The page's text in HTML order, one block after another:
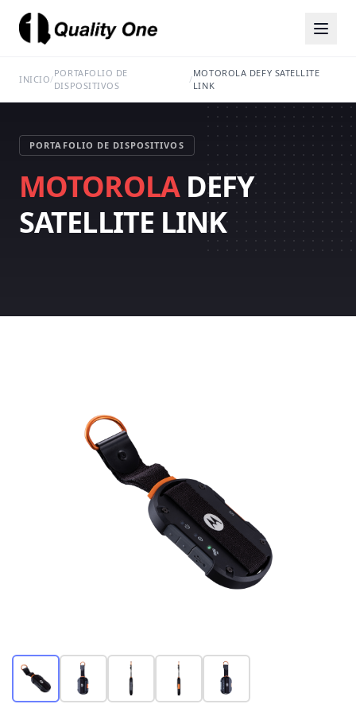
INICIO/
PORTAFOLIO DE
DISPOSITIVOS
/
MOTOROLA DEFY SATELLITE
LINK
PORTAFOLIO DE DISPOSITIVOS
MOTOROLADEFY
SATELLITE LINK